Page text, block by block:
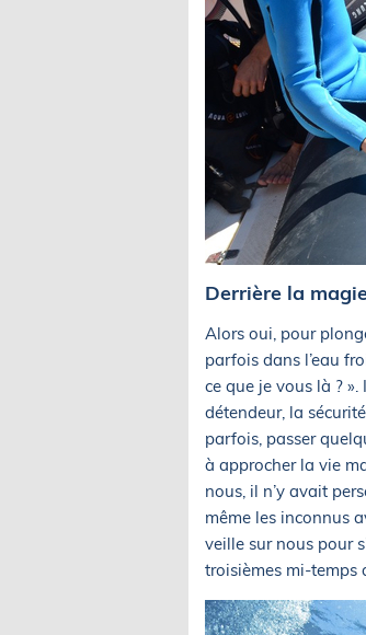
Derrière la
Alors oui, pour
parfois dans l’eau
ce que je vous là ?
détendeur, la
parfois, passer
à approcher la vie
nous, il n’y avait
même les inconnus
veille sur nous pour
troisièmes mi-temps